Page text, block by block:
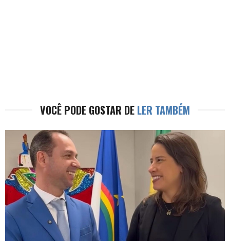
VOCÊ PODE GOSTAR DE LER TAMBÉM